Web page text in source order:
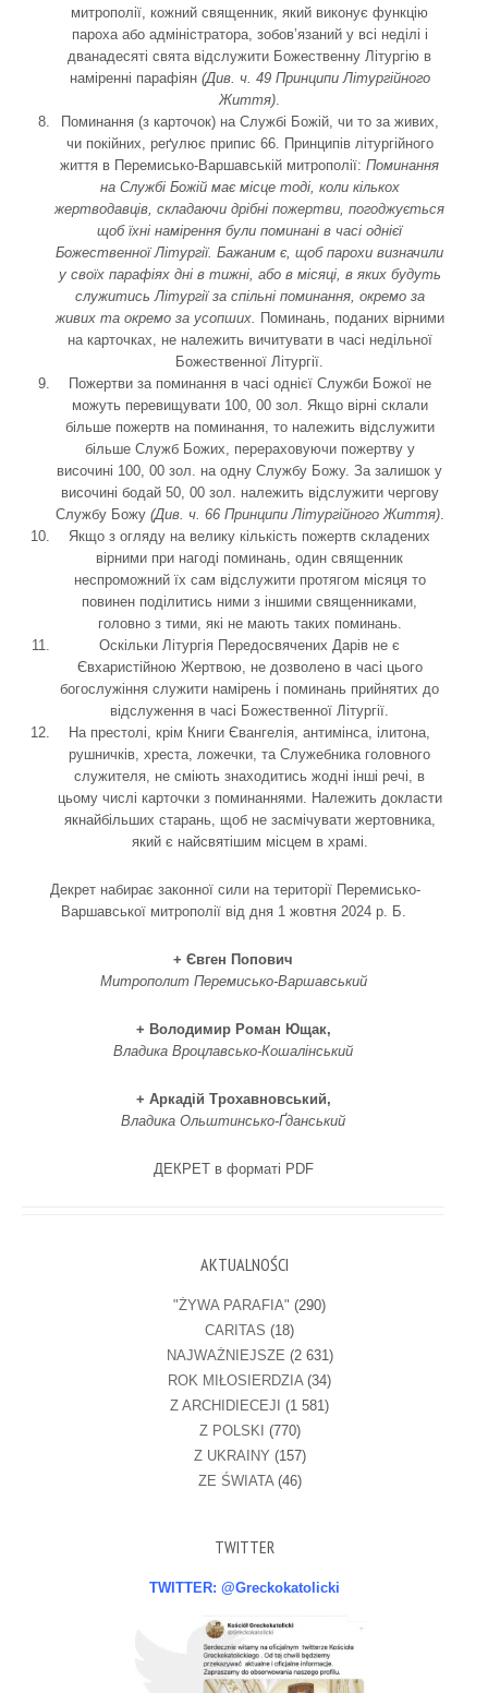
митрополії, кожний священник, який виконує функцію
пароха або адміністратора, зобов’язаний у всі неділі і
дванадесяті свята відслужити Божественну Літургію в
наміренні парафіян (Див. ч. 49Принципи Літургійного
Життя).
Поминання (з карточок) на Службі Божій, чи то за живих,
чи покійних, реґулює припис 66. Принципів літургійного
життя в Перемисько-Варшавській митрополії: Поминання
на Службі Божій має місце тоді, коли кількох
жертводавців, складаючи дрібні пожертви, погоджується
щоб їхні намірення були поминані в часі однієї
Божественної Літургії. Бажаним є, щоб парохи визначили
у своїх парафіях дні в тижні, або в місяці, в яких будуть
служитись Літургії за спільні поминання, окремо за
живих та окремо за усопших. Поминань, поданих вірними
на карточках, не належить вичитувати в часі недільної
Божественної Літургії.
Пожертви за поминання в часі однієї Служби Божої не
можуть перевищувати 100, 00 зол. Якщо вірні склали
більше пожертв на поминання, то належить відслужити
більше Служб Божих, перераховуючи пожертву у
височині 100, 00 зол. на одну Службу Божу. За залишок у
височині бодай 50, 00 зол. належить відслужити чергову
Службу Божу (Див. ч. 66 Принципи Літургійного Життя).
Якщо з огляду на велику кількість пожертв складених
вірними при нагоді поминань, один священник
неспроможний їх сам відслужити протягом місяця то
повинен поділитись ними з іншими священниками,
головно з тими, які не мають таких поминань.
Оскільки Літургія Передосвячених Дарів не є
Євхаристійною Жертвою, не дозволено в часі цього
богослужіння служити намірень і поминань прийнятих до
відслуження в часі Божественної Літургії.
На престолі, крім Книги Євангелія, антимінса, ілитона,
рушничків, хреста, ложечки, та Служебника головного
служителя, не сміють знаходитись жодні інші речі, в
цьому числі карточки з поминаннями. Належить докласти
якнайбільших старань, щоб не засмічувати жертовника,
який є найсвятішим місцем в храмі.
Декрет набирає законної сили на території Перемисько-
Варшавської митрополії від дня 1 жовтня 2024 р. Б.
+ Євген Попович
Митрополит Перемисько-Варшавський
+ Володимир Роман Ющак,
Владика Вроцлавсько-Кошалінський
+ Аркадій Трохавновський,
Владика Ольштинсько-Ґданський
ДЕКРЕТ в форматі PDF
AKTUALNOŚCI
"ŻYWA PARAFIA" (290)
CARITAS (18)
NAJWAŻNIEJSZE (2 631)
ROK MIŁOSIERDZIA(34)
Z ARCHIDIECEJI (1 581)
Z POLSKI (770)
Z UKRAINY (157)
ZE ŚWIATA(46)
TWITTER
TWITTER: @Greckokatolicki